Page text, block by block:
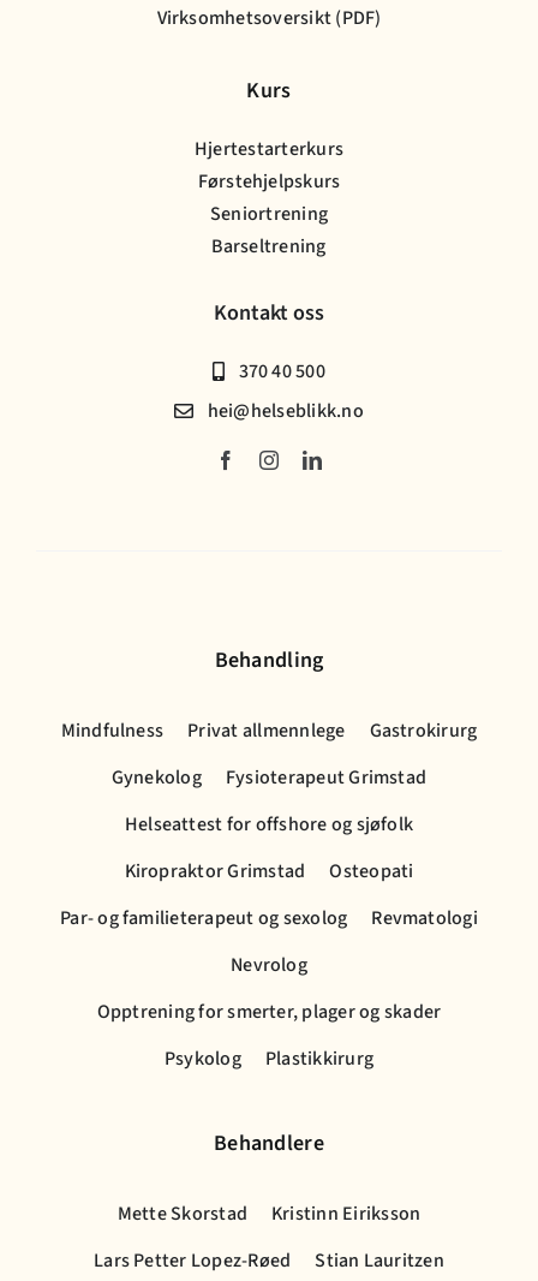
Virksomhetsoversikt (PDF)
Kurs
Hjertestarterkurs
Førstehjelpskurs
Seniortrening
Barseltrening
Kontakt oss
370 40 500
hei@helseblikk.no
Behandling
Mindfulness Privat allmennlege
Gastrokirurg
Gynekolog
Fysioterapeut Grimstad
Helseattest for offshore og sjøfolk
Kiropraktor Grimstad
Osteopati
Par- og familieterapeut og sexolog
Revmatologi
Nevrolog
Opptrening for smerter, plager og skader
Psykolog
Plastikkirurg
Behandlere
Mette Skorstad
Kristinn Eiriksson
Lars Petter Lopez-Røed
Stian Lauritzen